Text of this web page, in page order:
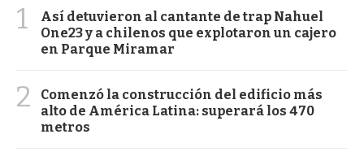
1
Así detuvieron al cantante de trap Nahuel
One23 y a chilenos que explotaron un cajero
en Parque Miramar
2
Comenzó la construcción del edificio más
alto de América Latina: superará los 470
metros